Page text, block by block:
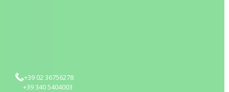
+39 02 36756278
+39 340 5404003